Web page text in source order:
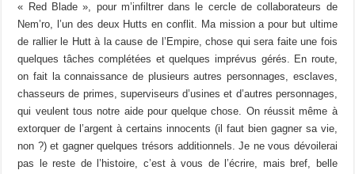
« Red Blade », pour m’infiltrer dans le cercle de collaborateurs de
Nem’ro, l’un des deux Hutts en conflit. Ma mission a pour but ultime
de rallier le Hutt à la cause de l’Empire, chose qui sera faite une fois
quelques tâches complétées et quelques imprévus gérés. En route,
on fait la connaissance de plusieurs autres personnages, esclaves,
chasseurs de primes, superviseurs d’usines et d’autres personnages,
qui veulent tous notre aide pour quelque chose. On réussit même à
extorquer de l’argent à certains innocents (il faut bien gagner sa vie,
non ?) et gagner quelques trésors additionnels. Je ne vous dévoilerai
pas le reste de l’histoire, c’est à vous de l’écrire, mais bref, belle